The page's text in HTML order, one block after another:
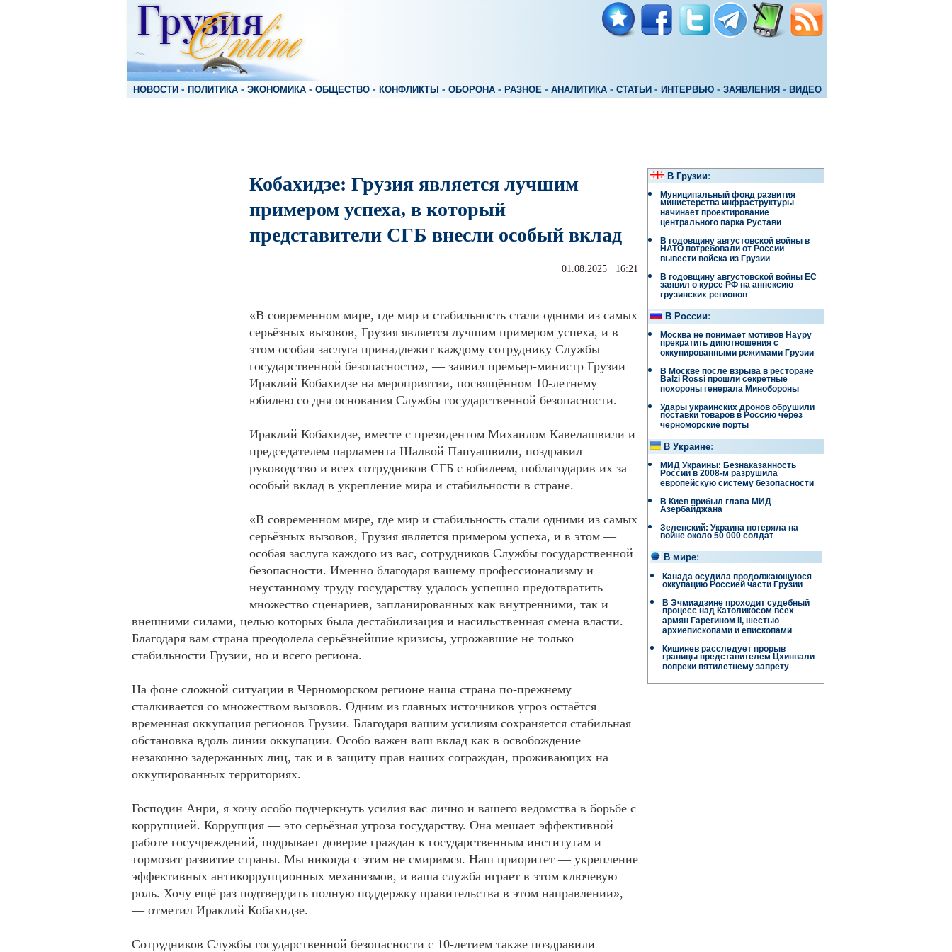
НОВОСТИ • ПОЛИТИКА • ЭКОНОМИКА • ОБЩЕСТВО • КОНФЛИКТЫ • ОБОРОНА • РАЗНОЕ • АНАЛИТИКА • СТАТЬИ • ИНТЕРВЬЮ • ЗАЯВЛЕНИЯ • ВИДЕО
Кобахидзе: Грузия является лучшим
примером успеха, в который
представители СГБ внесли особый вклад
01.08.2025 16:21
«В современном мире, где мир и стабильность стали одними из самых
серьёзных вызовов, Грузия является лучшим примером успеха, и в
этом особая заслуга принадлежит каждому сотруднику Службы
государственной безопасности», — заявил премьер-министр Грузии
Ираклий Кобахидзе на мероприятии, посвящённом 10-летнему
юбилею со дня основания Службы государственной безопасности.
Ираклий Кобахидзе, вместе с президентом Михаилом Кавелашвили и
председателем парламента Шалвой Папуашвили, поздравил
руководство и всех сотрудников СГБ с юбилеем, поблагодарив их за
особый вклад в укрепление мира и стабильности в стране.
«В современном мире, где мир и стабильность стали одними из самых
серьёзных вызовов, Грузия является примером успеха, и в этом —
особая заслуга каждого из вас, сотрудников Службы государственной
безопасности. Именно благодаря вашему профессионализму и
неустанному труду государству удалось успешно предотвратить
множество сценариев, запланированных как внутренними, так и
внешними силами, целью которых была дестабилизация и насильственная смена власти.
Благодаря вам страна преодолела серьёзнейшие кризисы, угрожавшие не только
стабильности Грузии, но и всего региона.
На фоне сложной ситуации в Черноморском регионе наша страна по-прежнему
сталкивается со множеством вызовов. Одним из главных источников угроз остаётся
временная оккупация регионов Грузии. Благодаря вашим усилиям сохраняется стабильная
обстановка вдоль линии оккупации. Особо важен ваш вклад как в освобождение
незаконно задержанных лиц, так и в защиту прав наших сограждан, проживающих на
оккупированных территориях.
Господин Анри, я хочу особо подчеркнуть усилия вас лично и вашего ведомства в борьбе с
коррупцией. Коррупция — это серьёзная угроза государству. Она мешает эффективной
работе госучреждений, подрывает доверие граждан к государственным институтам и
тормозит развитие страны. Мы никогда с этим не смиримся. Наш приоритет — укрепление
эффективных антикоррупционных механизмов, и ваша служба играет в этом ключевую
роль. Хочу ещё раз подтвердить полную поддержку правительства в этом направлении»,
— отметил Ираклий Кобахидзе.
Сотрудников Службы государственной безопасности с 10-летием также поздравили
В Грузии:
Муниципальный фонд развития
министерства инфраструктуры
начинает проектирование
центрального парка Рустави
В годовщину августовской войны в
НАТО потребовали от России
вывести войска из Грузии
В годовщину августовской войны ЕС
заявил о курсе РФ на аннексию
грузинских регионов
В России:
Москва не понимает мотивов Науру
прекратить дипотношения с
оккупированными режимами Грузии
В Москве после взрыва в ресторане
Balzi Rossi прошли секретные
похороны генерала Минобороны
Удары украинских дронов обрушили
поставки товаров в Россию через
черноморские порты
В Украине:
МИД Украины: Безнаказанность
России в 2008-м разрушила
европейскую систему безопасности
В Киев прибыл глава МИД
Азербайджана
Зеленский: Украина потеряла на
войне около 50 000 солдат
В мире:
Канада осудила продолжающуюся
оккупацию Россией части Грузии
В Эчмиадзине проходит судебный
процесс над Католикосом всех
армян Гарегином II, шестью
архиепископами и епископами
Кишинев расследует прорыв
границы представителем Цхинвали
вопреки пятилетнему запрету